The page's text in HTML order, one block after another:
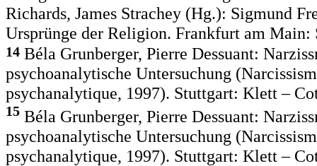
Richards, James Strachey (Hg.): Sigmund
Ursprünge der Religion. Frankfurt am Main:
14 Béla Grunberger, Pierre Dessuant:
psychoanalytische Untersuchung
psychanalytique, 1997). Stuttgart: Klett –
15 Béla Grunberger, Pierre Dessuant:
psychoanalytische Untersuchung
psychanalytique, 1997). Stuttgart: Klett –